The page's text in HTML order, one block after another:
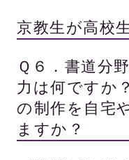
京教生が高校
Ｑ６．書道分
力は何ですか
の制作を自宅
ますか？